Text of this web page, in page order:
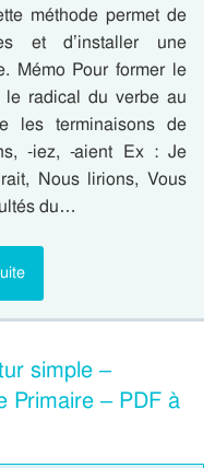
méthode permet de
et d’installer une
Mémo Pour former le
le radical du verbe au
les terminaisons de
-iez, -aient Ex : Je
Nous lirions, Vous
du…
simple –
Primaire – PDF à